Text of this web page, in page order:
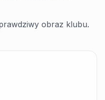
obraz klubu.